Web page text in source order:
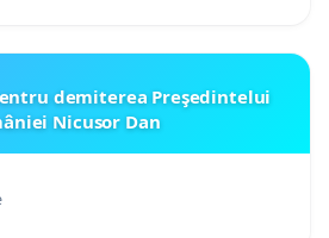
demiterea Preşedintelui
Nicusor Dan